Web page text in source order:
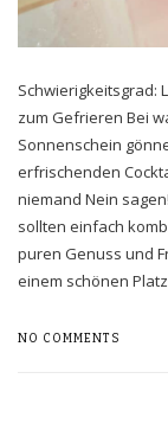
Schwierigkeitsgrad:
zum Gefrieren Bei
Sonnenschein
erfrischenden
niemand Nein
sollten einfach
puren Genuss und
einem schönen
NO COMMENTS